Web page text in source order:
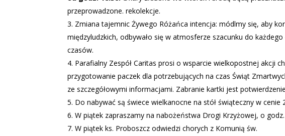
przeprowadzone. rekolekcje.
Zmiana tajemnic Żywego Różańca intencja: módlmy się, aby
międzyludzkich, odbywało się w atmosferze szacunku do
czasów.
Parafialny Zespół Caritas prosi o wsparcie wielkopostnej akcji
przygotowanie paczek dla potrzebujących na czas Świąt
ze szczegółowymi informacjami. Zabranie kartki jest
Do nabywać są świece wielkanocne na stół świąteczny w cenie
W piątek zapraszamy na nabożeństwa Drogi Krzyżowej, o
W piątek ks. Proboszcz odwiedzi chorych z Komunią św.